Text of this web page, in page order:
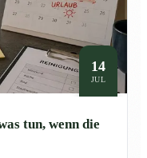
14
JUL
tun, wenn die